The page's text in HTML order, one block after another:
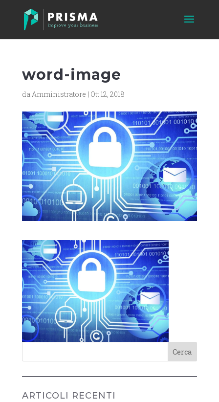
word-image
daAmministratore | Ott 12, 2018
ARTICOLI RECENTI